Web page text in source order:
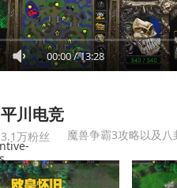
00:00/13:28
平川电竞
3.1万粉丝 魔兽争霸3攻略以及八